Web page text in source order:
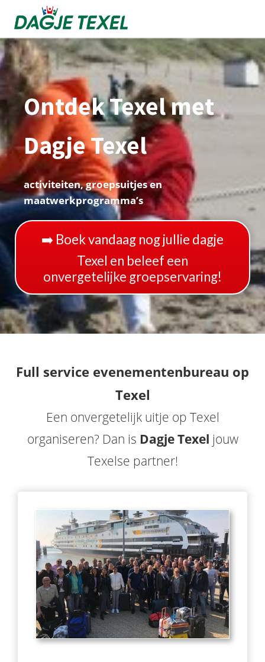
Ontdek Texel met
Dagje Texel
activiteiten, groepsuitjes en
maatwerkprogramma’s
➡️ Boek vandaag nog jullie dagje
Texel en beleef een
onvergetelijke groepservaring!
Full service evenementenbureau op
Texel
Een onvergetelijk uitje op Texel
organiseren? Dan is Dagje Texel jouw
Texelse partner!